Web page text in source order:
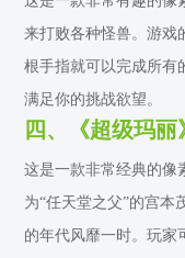
来打败各种怪兽。游戏
根手指就可以完成所有
满足你的挑战欲望。
四、《超级玛丽
这是一款非常经典的像
为“任天堂之父”的宫本
的年代风靡一时。玩家